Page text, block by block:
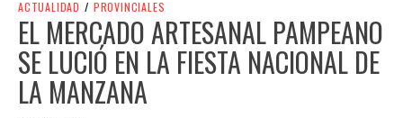
ACTUALIDAD / PROVINCIALES
EL MERCADO ARTESANAL PAMPEANO
SE LUCIÓ EN LA FIESTA NACIONAL DE
LA MANZANA